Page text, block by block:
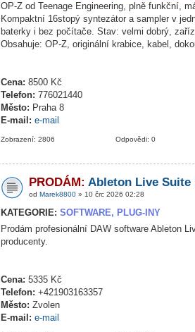
OP-Z od Teenage Engineering, plně funkční,
Kompaktní 16stopý syntezátor a sampler v
baterky i bez počítače. Stav: velmi dobrý,
Obsahuje: OP-Z, originální krabice, kabel,
Cena: 8500 Kč
Telefon: 776021440
Město: Praha 8
E-mail: e-mail
Odpovědi: 0
Zobrazení: 2806
PRODÁM: Ableton Live Suite
od Marek8800 » 10 črc 2026 02:28
KATEGORIE: SOFTWARE, PLUG-INY
Prodám profesionální DAW software Ableton
producenty.
Cena: 5335 Kč
Telefon: +421903163357
Město: Zvolen
E-mail: e-mail